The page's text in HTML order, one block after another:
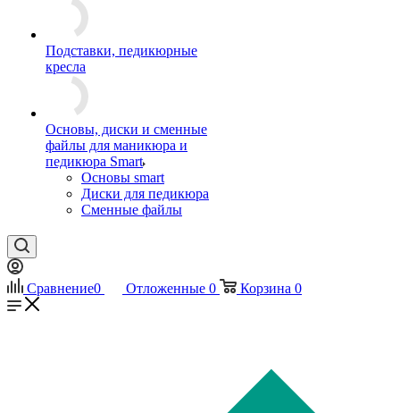
Подставки, педикюрные
кресла
Основы, диски и сменные
файлы для маникюра и
педикюра Smart
Основы smart
Диски для педикюра
Сменные файлы
Сравнение0 Отложенные 0 Корзина 0